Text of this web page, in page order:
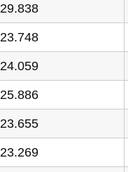
29.838
23.748
24.059
25.886
23.655
23.269